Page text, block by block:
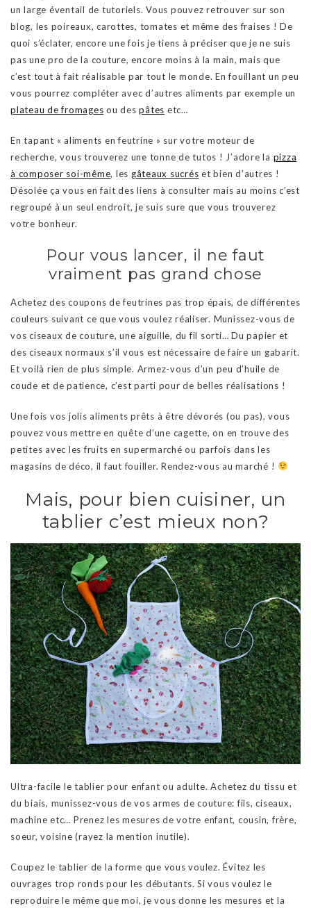
un large éventail de tutoriels. Vous pouvez retrouver sur son
blog, les poireaux, carottes, tomates et même des fraises ! De
quoi s’éclater, encore une fois je tiens à préciser que je ne suis
pas une pro de la couture, encore moins à la main, mais que
c’est tout à fait réalisable par tout le monde. En fouillant un peu
vous pourrez compléter avec d’autres aliments par exemple un
plateau de fromages ou despâtes etc…
En tapant « aliments en feutrine » sur votre moteur de
recherche, vous trouverez une tonne de tutos ! J’adore la pizza
à composer soi-même, les gâteaux sucrés et bien d’autres !
Désolée ça vous en fait des liens à consulter mais au moins c’est
regroupé à un seul endroit, je suis sure que vous trouverez
votre bonheur.
Pour vous lancer, il ne faut
vraiment pas grand chose
Achetez des coupons de feutrines pas trop épais, de différentes
couleurs suivant ce que vous voulez réaliser. Munissez-vous de
vos ciseaux de couture, une aiguille, du fil sorti… Du papier et
des ciseaux normaux s’il vous est nécessaire de faire un gabarit.
Et voilà rien de plus simple. Armez-vous d’un peu d’huile de
coude et de patience, c’est parti pour de belles réalisations !
Une fois vos jolis aliments prêts à être dévorés (ou pas), vous
pouvez vous mettre en quête d’une cagette, on en trouve des
petites avec les fruits en supermarché ou parfois dans les
magasins de déco, il faut fouiller. Rendez-vous au marché !
Mais, pour bien cuisiner, un
tablier c’est mieux non?
Ultra-facile le tablier pour enfant ou adulte. Achetez du tissu et
du biais, munissez-vous de vos armes de couture: fils, ciseaux,
machine etc… Prenez les mesures de votre enfant, cousin, frère,
soeur, voisine (rayez la mention inutile).
Coupez le tablier de la forme que vous voulez. Évitez les
ouvrages trop ronds pour les débutants. Si vous voulez le
reproduire le même que moi, je vous donne les mesures et la